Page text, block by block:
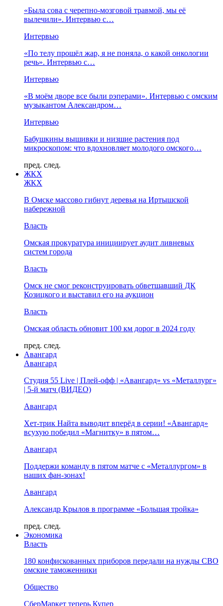
«Была сова с черепно-мозговой травмой, мы её
вылечили». Интервью с…
Интервью
«По телу прошёл жар, я не поняла, о какой онкологии
речь». Интервью с…
Интервью
«В моём дворе все были рэперами». Интервью с омским
музыкантом Александром…
Интервью
Бабушкины вышивки и низшие растения под
микроскопом: что вдохновляет молодого омского…
пред. след.
ЖКХ
ЖКХ
В Омске массово гибнут деревья на Иртышской
набережной
Власть
Омская прокуратура инициирует аудит ливневых
систем города
Власть
Омск не смог реконструировать обветшавший ДК
Козицкого и выставил его на аукцион
Власть
Омская область обновит 100 км дорог в 2024 году
пред. след.
Авангард
Авангард
Студия 55 Live | Плей-офф | «Авангард» vs «Металлург»
| 5-й матч (ВИДЕО)
Авангард
Хет-трик Найта выводит вперёд в серии! «Авангард»
всухую победил «Магнитку» в пятом…
Авангард
Поддержи команду в пятом матче с «Металлургом» в
наших фан-зонах!
Авангард
Александр Крылов в программе «Большая тройка»
пред. след.
Экономика
Власть
180 конфискованных приборов передали на нужды СВО
омские таможенники
Общество
СберМаркет теперь Купер